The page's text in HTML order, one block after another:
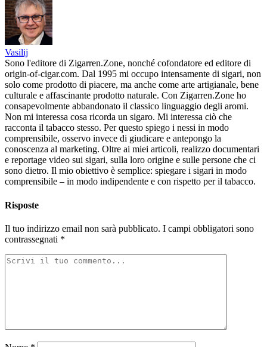
Vasilij
Sono l'editore di Zigarren.Zone, nonché cofondatore ed editore di
origin-of-cigar.com. Dal 1995 mi occupo intensamente di sigari, non
solo come prodotto di piacere, ma anche come arte artigianale, bene
culturale e affascinante prodotto naturale. Con Zigarren.Zone ho
consapevolmente abbandonato il classico linguaggio degli aromi.
Non mi interessa cosa ricorda un sigaro. Mi interessa ciò che
racconta il tabacco stesso. Per questo spiego i nessi in modo
comprensibile, osservo invece di giudicare e antepongo la
conoscenza al marketing. Oltre ai miei articoli, realizzo documentari
e reportage video sui sigari, sulla loro origine e sulle persone che ci
sono dietro. Il mio obiettivo è semplice: spiegare i sigari in modo
comprensibile – in modo indipendente e con rispetto per il tabacco.
Risposte
Il tuo indirizzo email non sarà pubblicato. I campi obbligatori sono
contrassegnati *